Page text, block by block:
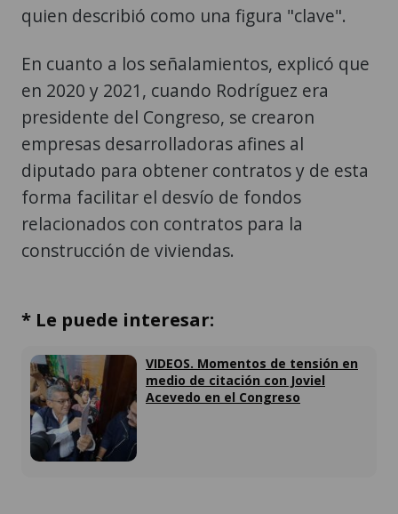
quien describió como una figura "clave".
En cuanto a los señalamientos, explicó que
en 2020 y 2021, cuando Rodríguez era
presidente del Congreso, se crearon
empresas desarrolladoras afines al
diputado para obtener contratos y de esta
forma facilitar el desvío de fondos
relacionados con contratos para la
construcción de viviendas.
* Le puede interesar:
VIDEOS. Momentos de tensión en
medio de citación con Joviel
Acevedo en el Congreso